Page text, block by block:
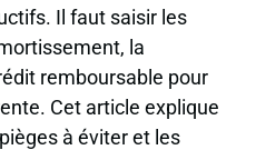
Il faut saisir les
la
remboursable pour
Cet article explique
à éviter et les